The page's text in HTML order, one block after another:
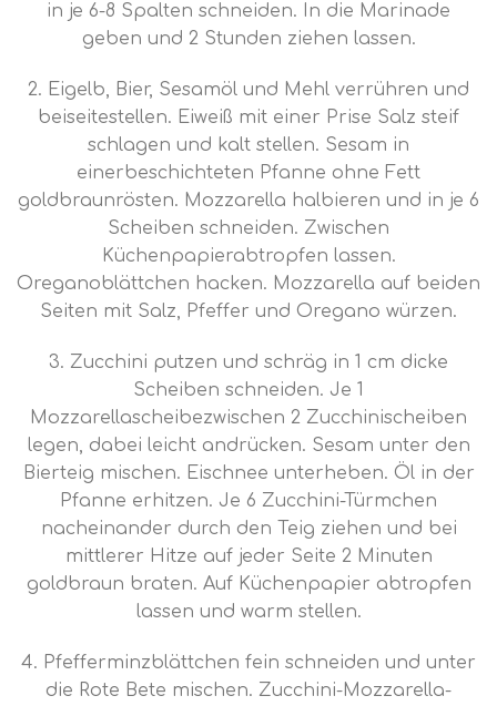
in je 6-8 Spalten schneiden. In die Marinade
geben und 2 Stunden ziehen lassen.
2. Eigelb, Bier, Sesamöl und Mehl verrühren und
beiseitestellen. Eiweiß mit einer Prise Salz steif
schlagen und kalt stellen. Sesam in
einerbeschichteten Pfanne ohne Fett
goldbraunrösten. Mozzarella halbieren und in je 6
Scheiben schneiden. Zwischen
Küchenpapierabtropfen lassen.
Oreganoblättchen hacken. Mozzarella auf beiden
Seiten mit Salz, Pfeffer und Oregano würzen.
3. Zucchini putzen und schräg in 1 cm dicke
Scheiben schneiden. Je 1
Mozzarellascheibezwischen 2 Zucchinischeiben
legen, dabei leicht andrücken. Sesam unter den
Bierteig mischen. Eischnee unterheben. Öl in der
Pfanne erhitzen. Je 6 Zucchini-Türmchen
nacheinander durch den Teig ziehen und bei
mittlerer Hitze auf jeder Seite 2 Minuten
goldbraun braten. Auf Küchenpapier abtropfen
lassen und warm stellen.
4. Pfefferminzblättchen fein schneiden und unter
die Rote Bete mischen. Zucchini-Mozzarella-